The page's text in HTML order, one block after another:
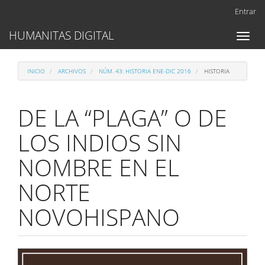
Contenido
principal
lateral
Entrar
Toggle
HUMANITAS DIGITAL
INICIO ARCHIVOS NÚM. 43: HISTORIA ENE-DIC 2016 HISTORIA
DE LA “PLAGA” O DE
LOS INDIOS SIN
NOMBRE EN EL
NORTE
NOVOHISPANO
Barra